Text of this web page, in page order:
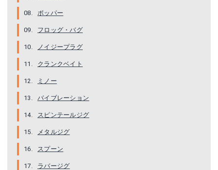
ポッパー
フロッグ・バグ
ノイジープラグ
クランクベイト
ミノー
バイブレーション
スピンテールジグ
メタルジグ
スプーン
ラバージグ